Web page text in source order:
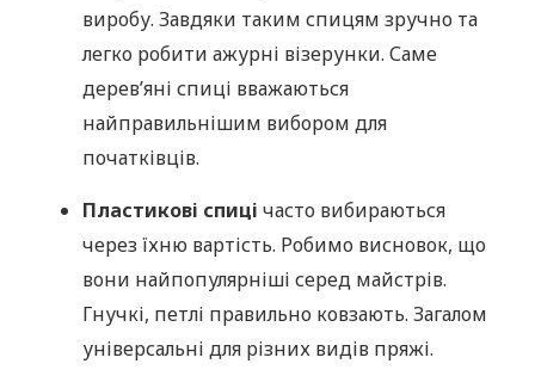
виробу. Завдяки таким спицям зручно та
легко робити ажурні візерунки. Саме
дерев’яні спиці вважаються
найправильнішим вибором для
початківців.
Пластикові спиці часто вибираються
через їхню вартість. Робимо висновок, що
вони найпопулярніші серед майстрів.
Гнучкі, петлі правильно ковзають. Загалом
універсальні для різних видів пряжі.